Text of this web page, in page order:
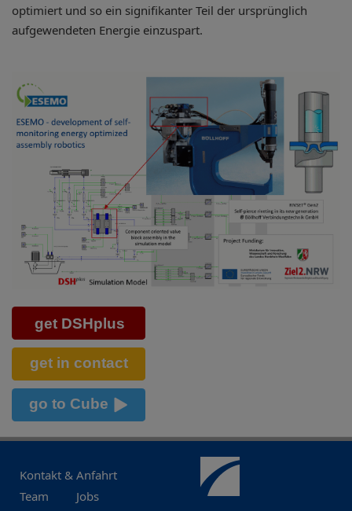
optimiert und so ein signifikanter Teil der ursprünglich
aufgewendeten Energie einzuspart.
Kontakt & Anfahrt
Team
Jobs